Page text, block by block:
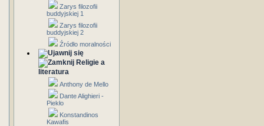
Zarys filozofii
buddyjskiej 1
Zarys filozofii
buddyjskiej 2
Źródło moralności
Religie a
literatura
Anthony de Mello
Dante Alighieri -
Piekło
Konstandinos
Kawafis